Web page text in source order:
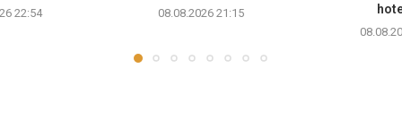
22:54 08.08.2026 21:15